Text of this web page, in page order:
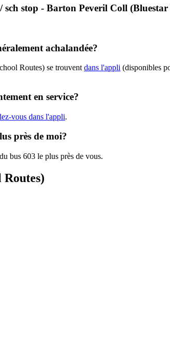
stop - Barton Peveril Coll (Bluestar
achalandée?
Routes) se trouvent dans l'appli (disponibles
en service?
vous dans l'appli.
près de moi?
bus 603 le plus près de vous.
Routes)